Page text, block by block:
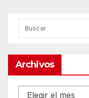
Archivos
Archivos